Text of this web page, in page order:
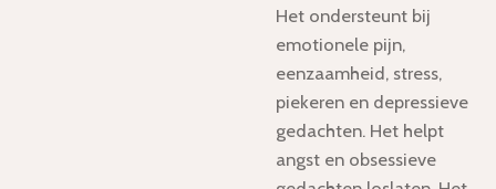
Het ondersteunt bij
emotionele pijn,
eenzaamheid, stress,
piekeren en depressieve
gedachten. Het helpt
angst en obsessieve